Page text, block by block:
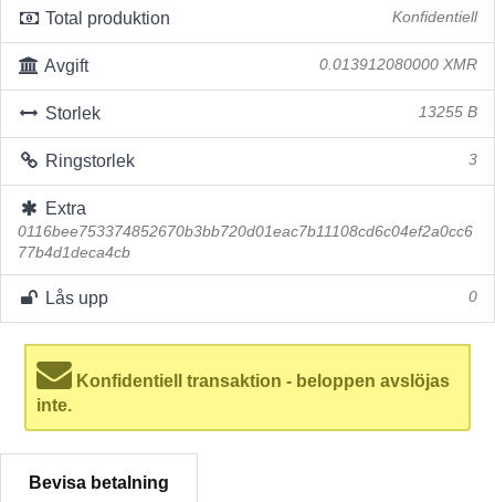
Total produktion Konfidentiell
Avgift 0.013912080000 XMR
Storlek 13255 B
Ringstorlek 3
Extra
0116bee753374852670b3bb720d01eac7b11108cd6c04ef2a0cc6
77b4d1deca4cb
Lås upp 0
Konfidentiell transaktion - beloppen avslöjas
inte.
Bevisa betalning